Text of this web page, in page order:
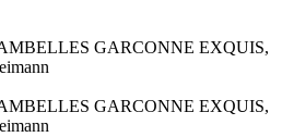
GARCONNE EXQUIS,
GARCONNE EXQUIS,